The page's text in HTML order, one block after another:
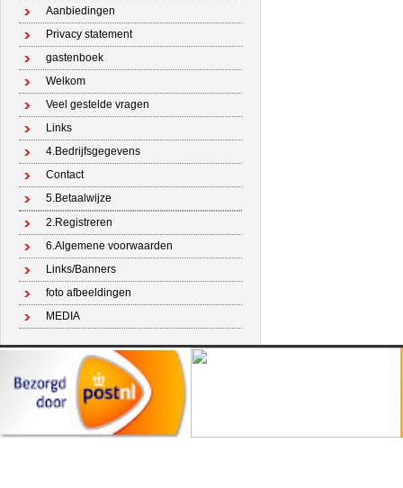
Aanbiedingen
Privacy statement
gastenboek
Welkom
Veel gestelde vragen
Links
4.Bedrijfsgegevens
Contact
5.Betaalwijze
2.Registreren
6.Algemene voorwaarden
Links/Banners
foto afbeeldingen
MEDIA